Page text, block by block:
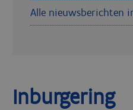
Alle nieuwsberichten
Inburgering